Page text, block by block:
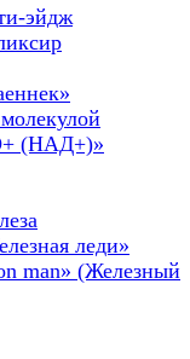
эйдж
(НАД+)»
леди»
man» (Железный